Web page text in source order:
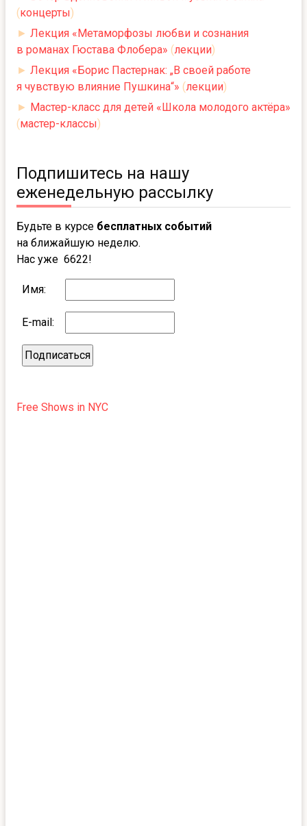
(концерты)
► Лекция «Метаморфозы любви и сознания
в романах Гюстава Флобера» (лекции)
► Лекция «Борис Пастернак: „В своей работе
я чувствую влияние Пушкина“» (лекции)
► Мастер-класс для детей «Школа молодого актёра»
(мастер-классы)
Подпишитесь на нашу
еженедельную рассылку
Будьте в курсе бесплатных событий
на ближайшую неделю.
Нас уже 6622!
Имя:
E-mail:
Free Shows in NYC